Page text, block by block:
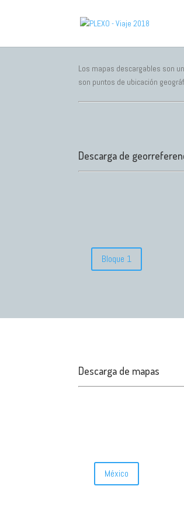
Los mapas descargables son
son puntos de ubicación
Descarga de
Bloque 1
Descarga de mapas
México